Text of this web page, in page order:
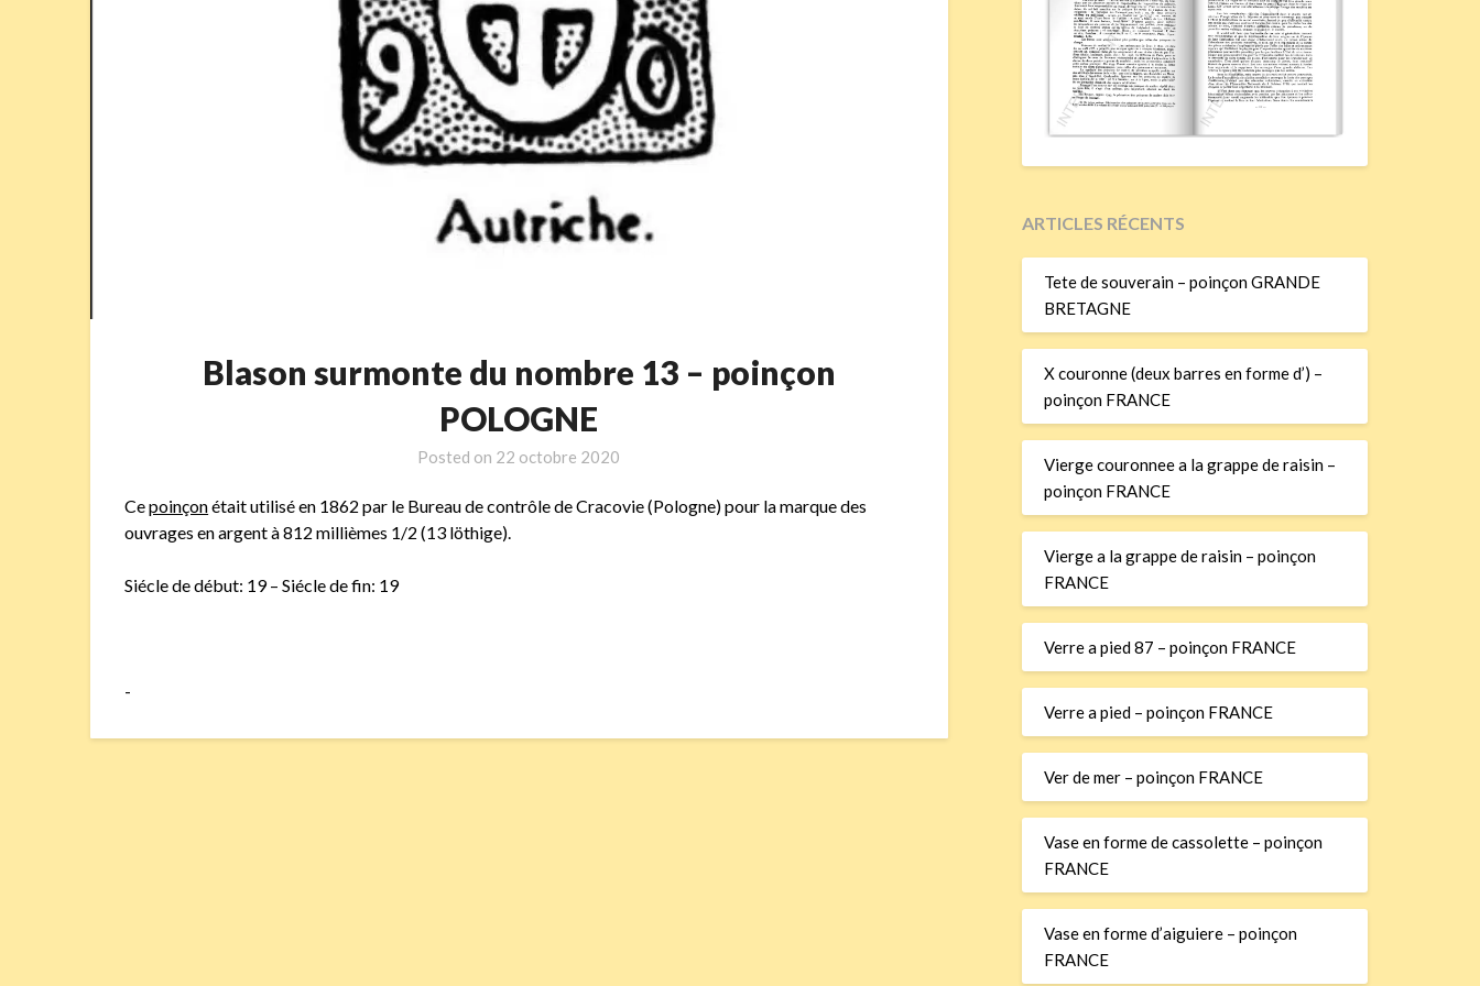
Blason surmonte du nombre 13 – poinçon
POLOGNE
Posted on 22 octobre 2020
Cepoinçonétait utilisé en 1862 par le Bureau de contrôle de Cracovie (Pologne) pour la marque des
ouvrages en argent à 812 millièmes 1/2 (13 löthige).
Siécle de début: 19 – Siécle de fin: 19
-
ARTICLES RÉCENTS
Tete de souverain – poinçon GRANDE
BRETAGNE
X couronne (deux barres en forme d’) –
poinçon FRANCE
Vierge couronnee a la grappe de raisin –
poinçon FRANCE
Vierge a la grappe de raisin – poinçon
FRANCE
Verre a pied 87 – poinçon FRANCE
Verre a pied – poinçon FRANCE
Ver de mer – poinçon FRANCE
Vase en forme de cassolette – poinçon
FRANCE
Vase en forme d’aiguiere – poinçon
FRANCE